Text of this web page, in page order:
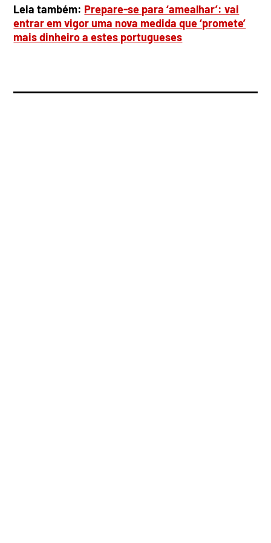
Leia também: Prepare-se para ‘amealhar’: vai
entrar em vigor uma nova medida que ‘promete’
mais dinheiro a estes portugueses